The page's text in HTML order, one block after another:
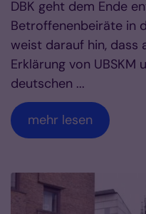
DBK geht dem Ende
Betroffenenbeiräte in
weist darauf hin, dass
Erklärung von UBSKM
deutschen ...
mehr lesen